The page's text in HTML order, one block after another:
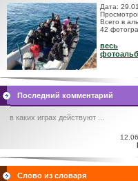
Дата:
Всего в
42
весь
Последний комментарий
в каких играх действуют ...
Слово из словаря